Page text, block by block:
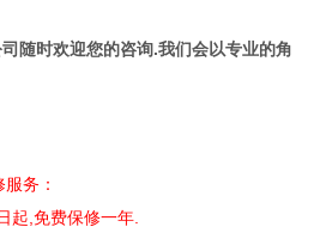
随时欢迎您的咨询.我们会以专业的角
务：
起,免费保修一年.